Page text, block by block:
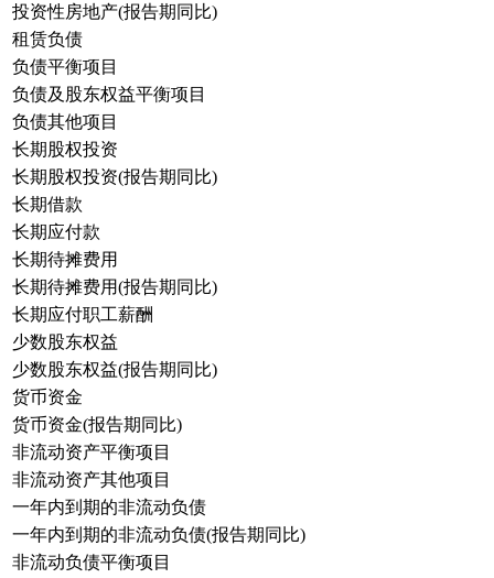
投资性房地产(报告期同比)
租赁负债
负债平衡项目
负债及股东权益平衡项目
负债其他项目
长期股权投资
长期股权投资(报告期同比)
长期借款
长期应付款
长期待摊费用
长期待摊费用(报告期同比)
长期应付职工薪酬
少数股东权益
少数股东权益(报告期同比)
货币资金
货币资金(报告期同比)
非流动资产平衡项目
非流动资产其他项目
一年内到期的非流动负债
一年内到期的非流动负债(报告期同比)
非流动负债平衡项目